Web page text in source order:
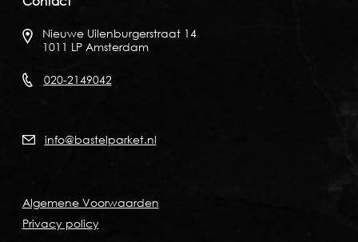
Nieuwe Uilenburgerstraat 14
1011 LP Amsterdam
020-2149042
info@bastelparket.nl
Algemene Voorwaarden
Privacy policy